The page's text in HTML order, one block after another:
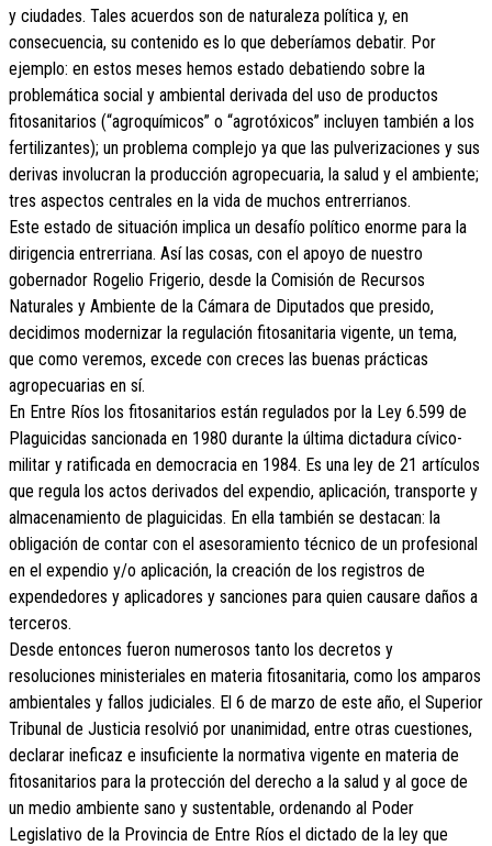
y ciudades. Tales acuerdos son de naturaleza política y, en
consecuencia, su contenido es lo que deberíamos debatir. Por
ejemplo: en estos meses hemos estado debatiendo sobre la
problemática social y ambiental derivada del uso de productos
fitosanitarios (“agroquímicos” o “agrotóxicos” incluyen también a los
fertilizantes); un problema complejo ya que las pulverizaciones y sus
derivas involucran la producción agropecuaria, la salud y el ambiente;
tres aspectos centrales en la vida de muchos entrerrianos.
Este estado de situación implica un desafío político enorme para la
dirigencia entrerriana. Así las cosas, con el apoyo de nuestro
gobernador Rogelio Frigerio, desde la Comisión de Recursos
Naturales y Ambiente de la Cámara de Diputados que presido,
decidimos modernizar la regulación fitosanitaria vigente, un tema,
que como veremos, excede con creces las buenas prácticas
agropecuarias en sí.
En Entre Ríos los fitosanitarios están regulados por la Ley 6.599 de
Plaguicidas sancionada en 1980 durante la última dictadura cívico-
militar y ratificada en democracia en 1984. Es una ley de 21 artículos
que regula los actos derivados del expendio, aplicación, transporte y
almacenamiento de plaguicidas. En ella también se destacan: la
obligación de contar con el asesoramiento técnico de un profesional
en el expendio y/o aplicación, la creación de los registros de
expendedores y aplicadores y sanciones para quien causare daños a
terceros.
Desde entonces fueron numerosos tanto los decretos y
resoluciones ministeriales en materia fitosanitaria, como los amparos
ambientales y fallos judiciales. El 6 de marzo de este año, el Superior
Tribunal de Justicia resolvió por unanimidad, entre otras cuestiones,
declarar ineficaz e insuficiente la normativa vigente en materia de
fitosanitarios para la protección del derecho a la salud y al goce de
un medio ambiente sano y sustentable, ordenando al Poder
Legislativo de la Provincia de Entre Ríos el dictado de la ley que